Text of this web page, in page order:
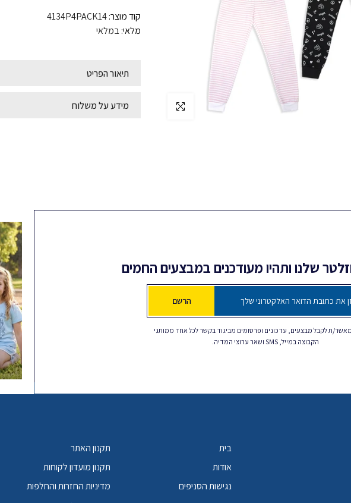
לחץ להגדלה
קוד מוצר:4134P4PACK14
מלאי:במלאי
תיאור הפריט
מידע על משלוח
שלנו ותהיו מעודכנים במבצעים החמים
הרשם
ת לקבל מבצעים, עדכונים ופרסומים מביגוד בקשר לכל אחד ממותגי
הקבוצה במייל, SMS ושאר ערוצי המדיה.
בית
אודות
נגישות הסניפים
תקנון האתר
תקנון מועדון לקוחות
מדיניות החזרות והחלפות